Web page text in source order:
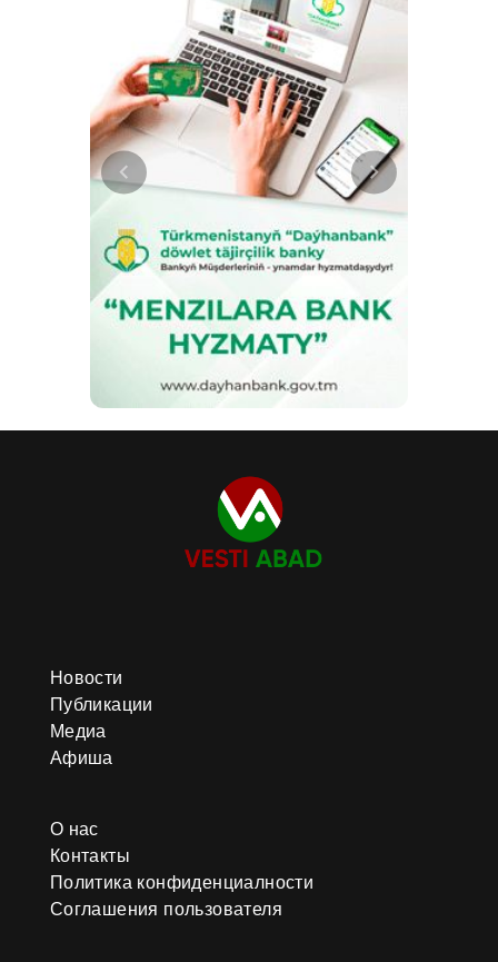
Новости
Публикации
Медиа
Афиша
О нас
Контакты
Политика конфиденциалности
Соглашения пользователя